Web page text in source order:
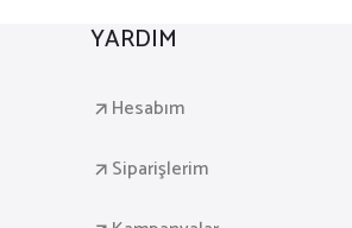
YARDIM
Hesabım
Siparişlerim